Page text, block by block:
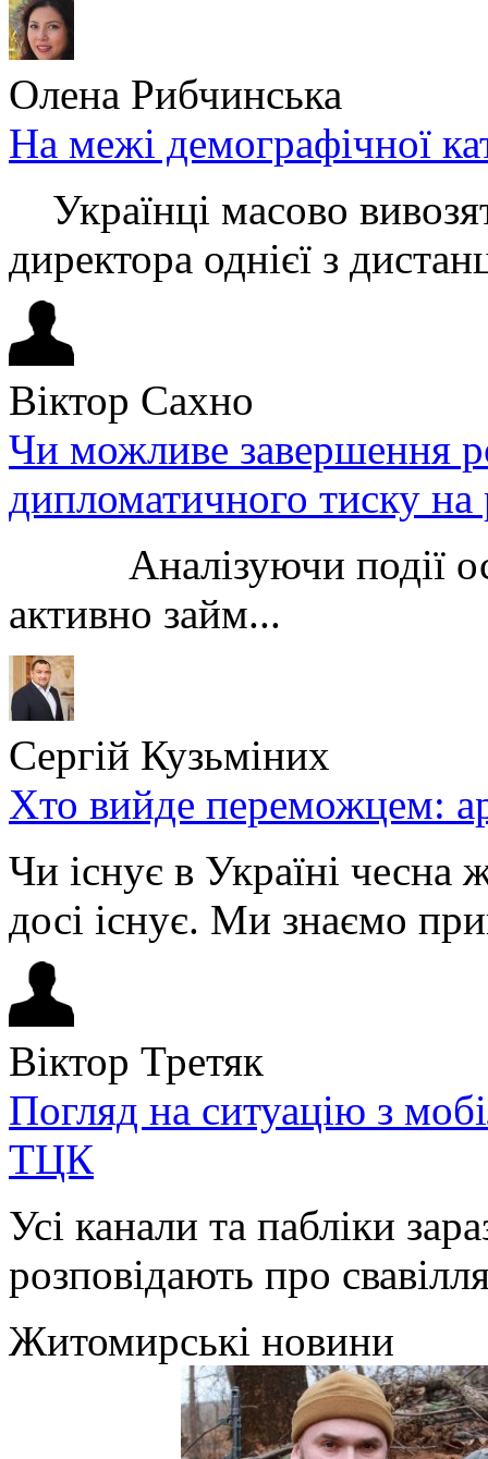
Олена Рибчинська
На межі демографічної
Українці масово
директора однієї з
Віктор Сахно
Чи можливе завершення
дипломатичного тиску
Аналізуючи події
активно займ...
Сергій Кузьміних
Хто вийде переможцем:
Чи існує в Україні чесна
досі існує. Ми знаємо
Віктор Третяк
Погляд на ситуацію з
ТЦК
Усі канали та пабліки
розповідають про
Житомирські новини